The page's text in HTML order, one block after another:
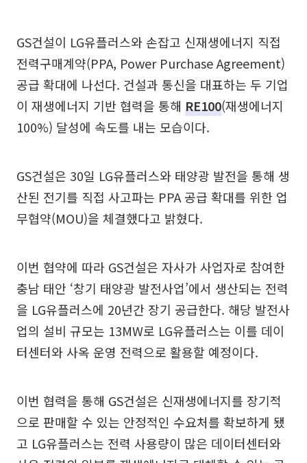
GS건설이 LG유플러스와 손잡고 신재생에너지 직접
전력구매계약(PPA, Power Purchase Agreement)
공급 확대에 나선다. 건설과 통신을 대표하는 두 기업
이 재생에너지 기반 협력을 통해 RE100(재생에너지
100%) 달성에 속도를 내는 모습이다.
GS건설은 30일 LG유플러스와 태양광 발전을 통해 생
산된 전기를 직접 사고파는 PPA 공급 확대를 위한 업
무협약(MOU)을 체결했다고 밝혔다.
이번 협약에 따라 GS건설은 자사가 사업자로 참여한
충남 태안 ‘창기 태양광 발전사업’에서 생산되는 전력
을 LG유플러스에 20년간 장기 공급한다. 해당 발전사
업의 설비 규모는 13MW로 LG유플러스는 이를 데이
터센터와 사옥 운영 전력으로 활용할 예정이다.
이번 협력을 통해 GS건설은 신재생에너지를 장기적
으로 판매할 수 있는 안정적인 수요처를 확보하게 됐
고 LG유플러스는 전력 사용량이 많은 데이터센터와